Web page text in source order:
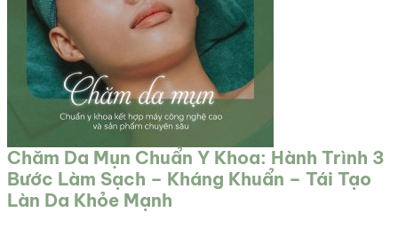
Chăm Da Mụn Chuẩn Y Khoa: Hành Trình 3
Bước Làm Sạch – Kháng Khuẩn – Tái Tạo
Làn Da Khỏe Mạnh